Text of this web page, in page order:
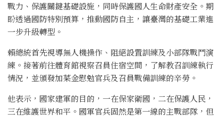
戰力、保護關鍵基礎設施，同時保護國人生命財產安全。期
盼透過國防特別預算，推動國防自主，讓臺灣的基礎工業進
一步升級轉型。
賴總統首先視導無人機操作、阻絕設置訓練及小部隊戰鬥演
練。接著前往體育館視察召員住宿空間，了解教召訓練執行
情況，並頒發加菜金慰勉官兵及召員戰備訓練的辛勞。
他表示，國家建軍的目的，一在保家衛國，二在保護人民，
三在維護世界和平。國軍官兵固然是第一線的主戰部隊，但